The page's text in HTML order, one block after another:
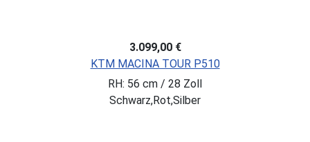
3.099,00 €
KTM MACINA TOUR P510
RH: 56 cm / 28 Zoll
Schwarz,Rot,Silber